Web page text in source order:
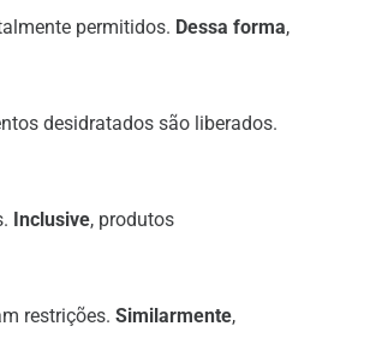
permitidos. Dessa forma,
desidratados são liberados.
Inclusive, produtos
restrições. Similarmente,